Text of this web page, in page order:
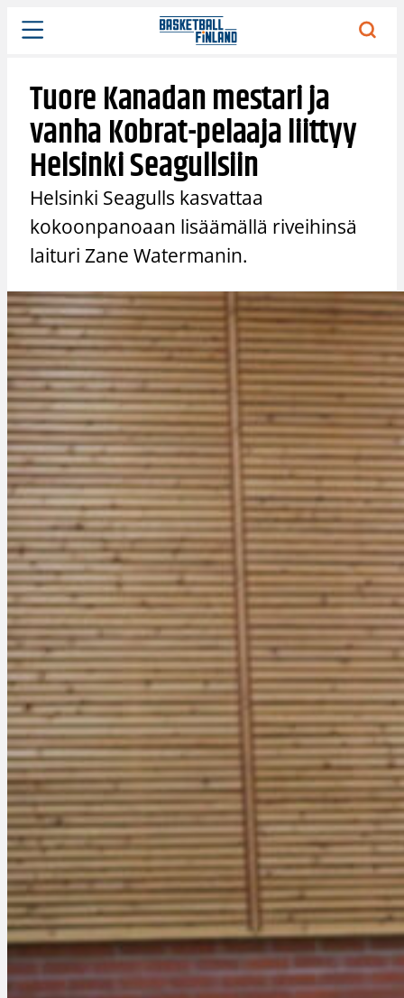
Siirry
sisältöön
Tuore Kanadan mestari ja
vanha Kobrat-pelaaja liittyy
Helsinki Seagullsiin
Helsinki Seagulls kasvattaa
kokoonpanoaan lisäämällä riveihinsä
laituri Zane Watermanin.